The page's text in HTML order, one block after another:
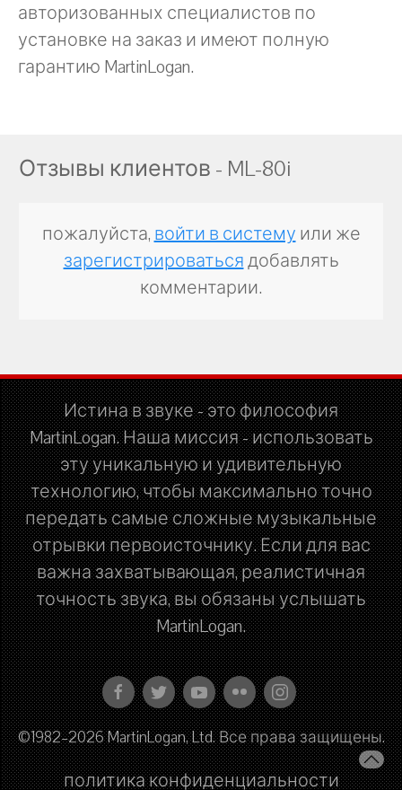
авторизованных специалистов по
установке на заказ и имеют полную
гарантию MartinLogan.
Отзывы клиентов - ML-80i
пожалуйста, войти в систему или же
зарегистрироватьсядобавлять
комментарии.
Истина в звуке - это философия
MartinLogan. Наша миссия - использовать
эту уникальную и удивительную
технологию, чтобы максимально точно
передать самые сложные музыкальные
отрывки первоисточнику. Если для вас
важна захватывающая, реалистичная
точность звука, вы обязаны услышать
MartinLogan.
©1982–2026 MartinLogan, Ltd. Все права защищены.
политика конфиденциальности